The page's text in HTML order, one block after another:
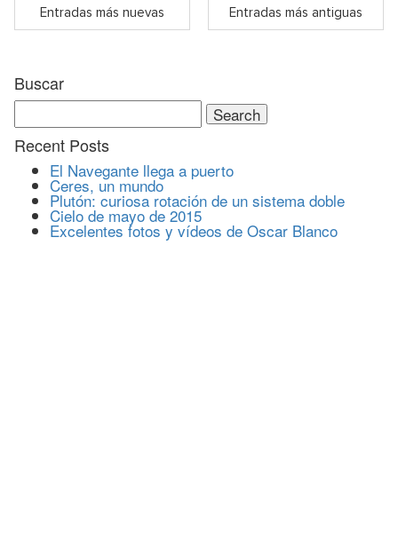
Entradas más nuevas Entradas más antiguas
Buscar
Search
for:
Recent Posts
El Navegante llega a puerto
Ceres, un mundo
Plutón: curiosa rotación de un sistema doble
Cielo de mayo de 2015
Excelentes fotos y vídeos de Oscar Blanco